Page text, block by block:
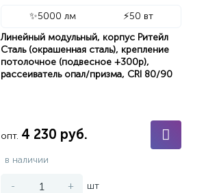
✨5000 лм ⚡50 вт
Линейный модульный, корпус Ритейл
Сталь (окрашенная сталь), крепление
потолочное (подвесное +300р),
рассеиватель опал/призма, CRI 80/90
опт. 4 230 руб.
в наличии
- + шт